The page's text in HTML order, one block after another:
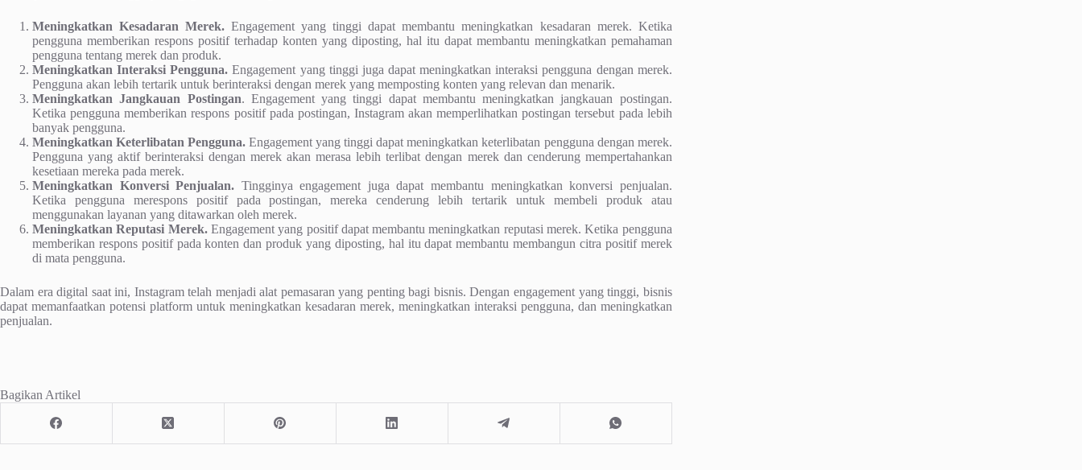
Meningkatkan Kesadaran Merek. Engagement yang tinggi dapat membantu meningkatkan kesadaran merek. Ketika
pengguna memberikan respons positif terhadap konten yang diposting, hal itu dapat membantu meningkatkan pemahaman
pengguna tentang merek dan produk.
Meningkatkan Interaksi Pengguna. Engagement yang tinggi juga dapat meningkatkan interaksi pengguna dengan merek.
Pengguna akan lebih tertarik untuk berinteraksi dengan merek yang memposting konten yang relevan dan menarik.
Meningkatkan Jangkauan Postingan. Engagement yang tinggi dapat membantu meningkatkan jangkauan postingan.
Ketika pengguna memberikan respons positif pada postingan, Instagram akan memperlihatkan postingan tersebut pada lebih
banyak pengguna.
Meningkatkan Keterlibatan Pengguna. Engagement yang tinggi dapat meningkatkan keterlibatan pengguna dengan merek.
Pengguna yang aktif berinteraksi dengan merek akan merasa lebih terlibat dengan merek dan cenderung mempertahankan
kesetiaan mereka pada merek.
Meningkatkan Konversi Penjualan. Tingginya engagement juga dapat membantu meningkatkan konversi penjualan.
Ketika pengguna merespons positif pada postingan, mereka cenderung lebih tertarik untuk membeli produk atau
menggunakan layanan yang ditawarkan oleh merek.
Meningkatkan Reputasi Merek.Engagement yang positif dapat membantu meningkatkan reputasi merek. Ketika pengguna
memberikan respons positif pada konten dan produk yang diposting, hal itu dapat membantu membangun citra positif merek
di mata pengguna.
Dalam era digital saat ini, Instagram telah menjadi alat pemasaran yang penting bagi bisnis. Dengan engagement yang tinggi, bisnis
dapat memanfaatkan potensi platform untuk meningkatkan kesadaran merek, meningkatkan interaksi pengguna, dan meningkatkan
penjualan.
Bagikan Artikel